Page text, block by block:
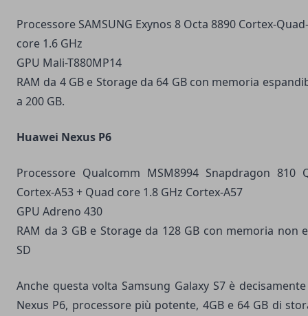
Processore SAMSUNG Exynos 8 Octa 8890 Cortex-
core 1.6 GHz
GPU Mali-T880MP14
RAM da 4 GB e Storage da 64 GB con memoria
a 200 GB.
Huawei Nexus P6
Processore Qualcomm MSM8994 Snapdragon 810
Cortex-A53 + Quad core 1.8 GHz Cortex-A57
GPU Adreno 430
RAM da 3 GB e Storage da 128 GB con memoria non
SD
Anche questa volta Samsung Galaxy S7 è
Nexus P6, processore più potente, 4GB e 64 GB di